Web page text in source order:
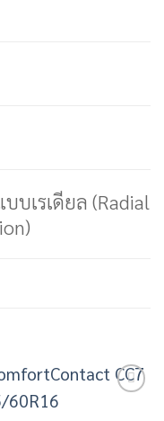
บบเรเดียล (Radial